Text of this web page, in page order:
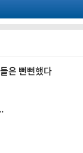
은 뻔뻔했다